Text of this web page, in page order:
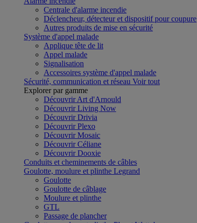
Centrale d'alarme incendie
Déclencheur, détecteur et dispositif pour coupure
Autres produits de mise en sécurité
Système d'appel malade
Applique tête de lit
Appel malade
Signalisation
Accessoires système d'appel malade
Sécurité, communication et réseau Voir tout
Explorer par gamme
Découvrir Art d'Arnould
Découvrir Living Now
Découvrir Drivia
Découvrir Plexo
Découvrir Mosaic
Découvrir Céliane
Découvrir Dooxie
Conduits et cheminements de câbles
Goulotte, moulure et plinthe Legrand
Goulotte
Goulotte de câblage
Moulure et plinthe
GTL
Passage de plancher